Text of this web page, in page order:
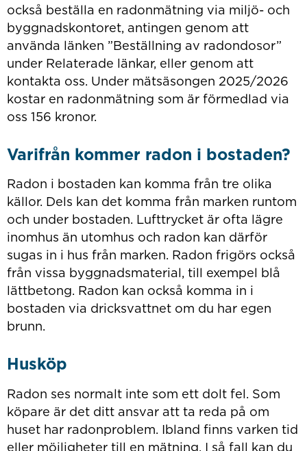
också beställa en radonmätning via miljö- och
byggnadskontoret, antingen genom att
använda länken ”Beställning av radondosor”
under Relaterade länkar, eller genom att
kontakta oss. Under mätsäsongen 2025/2026
kostar en radonmätning som är förmedlad via
oss 156 kronor.
Varifrån kommer radon i bostaden?
Radon i bostaden kan komma från tre olika
källor. Dels kan det komma från marken runtom
och under bostaden. Lufttrycket är ofta lägre
inomhus än utomhus och radon kan därför
sugas in i hus från marken. Radon frigörs också
från vissa byggnadsmaterial, till exempel blå
lättbetong. Radon kan också komma in i
bostaden via dricksvattnet om du har egen
brunn.
Husköp
Radon ses normalt inte som ett dolt fel. Som
köpare är det ditt ansvar att ta reda på om
huset har radonproblem. Ibland finns varken tid
eller möjligheter till en mätning. I så fall kan du